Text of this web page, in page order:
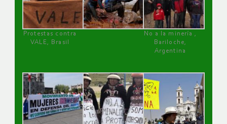
Protestas contra
VALE, Brasil
No a la minería ,
Bariloche,
Argentina